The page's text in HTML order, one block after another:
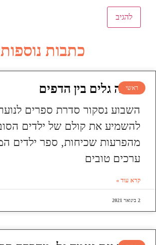
כתבות נוספות
ראשי
עושה גלים בין הדפים
השבוע נסקור סדרת ספרים
להשמיע את קולם של ילדים
מהפרעות שכיחות, ספר ילדים
ערכים טובים
קרא עוד »
2 בינואר 2021